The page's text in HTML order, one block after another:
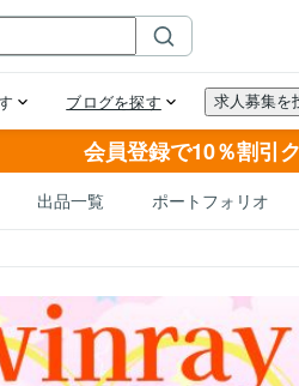
会員登録で10％割引
出品一覧 ポートフォリオ